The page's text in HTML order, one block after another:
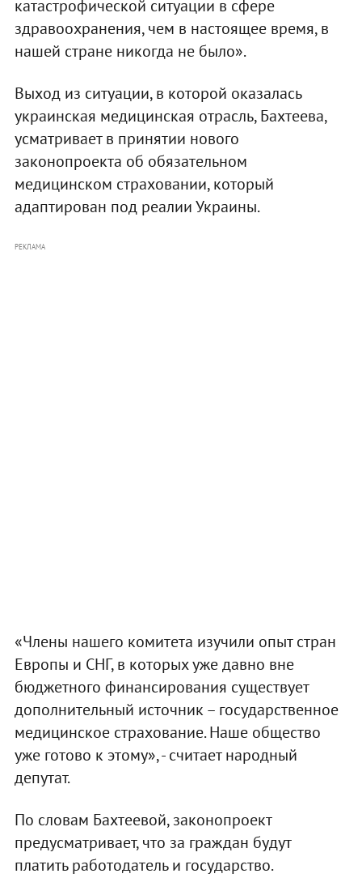
катастрофической ситуации в сфере
здравоохранения, чем в настоящее время, в
нашей стране никогда не было».
Выход из ситуации, в которой оказалась
украинская медицинская отрасль, Бахтеева,
усматривает в принятии нового
законопроекта об обязательном
медицинском страховании, который
адаптирован под реалии Украины.
РЕКЛАМА
«Члены нашего комитета изучили опыт стран
Европы и СНГ, в которых уже давно вне
бюджетного финансирования существует
дополнительный источник – государственное
медицинское страхование. Наше общество
уже готово к этому», - считает народный
депутат.
По словам Бахтеевой, законопроект
предусматривает, что за граждан будут
платить работодатель и государство.